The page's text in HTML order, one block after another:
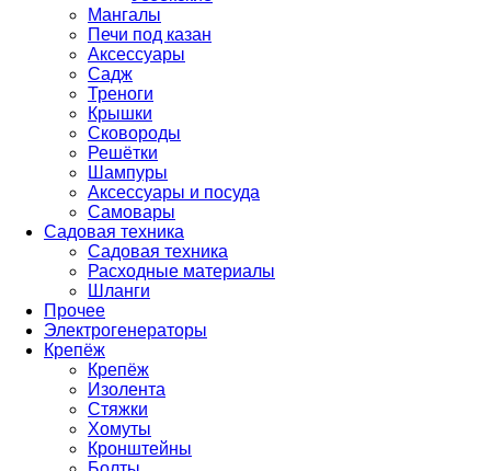
Мангалы
Печи под казан
Аксессуары
Садж
Треноги
Крышки
Сковороды
Решётки
Шампуры
Аксессуары и посуда
Самовары
Садовая техника
Садовая техника
Расходные материалы
Шланги
Прочее
Электрогенераторы
Крепёж
Крепёж
Изолента
Стяжки
Хомуты
Кронштейны